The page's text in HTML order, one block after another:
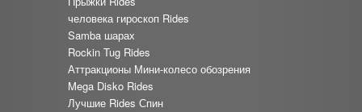
человека гироскоп Rides
Samba шарах
Rockin Tug Rides
Аттракционы Мини-колесо обозрения
Mega Disko Rides
Лучшие Rides Спин